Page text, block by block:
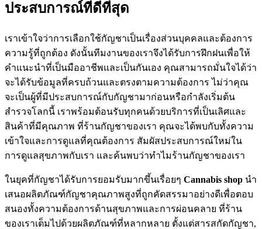
ประสบการณ์ที่ดีที่สุด
เราเข้าใจว่าการเลือกใช้กัญชาเป็นเรื่องส่วนบุคคลและต้องการ
ความรู้ที่ถูกต้อง ดังนั้นทีมงานของเราจึงได้รับการฝึกฝนเพื่อให้
คำแนะนำที่เป็นมืออาชีพและเป็นกันเอง คุณสามารถมั่นใจได้ว่า
จะได้รับข้อมูลที่ครบถ้วนและตรงตามความต้องการ ไม่ว่าคุณ
จะเป็นผู้ที่มีประสบการณ์กับกัญชามาก่อนหรือกำลังเริ่มต้น
สำรวจโลกนี้ เราพร้อมต้อนรับทุกคนด้วยบริการที่เป็นเลิศและ
สินค้าที่มีคุณภาพ ที่ร้านกัญชาของเรา คุณจะได้พบกับทั้งความ
เข้าใจและการดูแลที่คุณต้องการ สัมผัสประสบการณ์ใหม่ใน
การดูแลสุขภาพกับเรา และค้นพบว่าทำไมร้านกัญชาของเรา
ในยุคที่กัญชาได้รับการยอมรับมากขึ้นเรื่อยๆ Cannabis shop นำ
เสนอผลิตภัณฑ์กัญชาคุณภาพสูงที่ถูกคัดสรรมาอย่างดีเพื่อตอบ
สนองทั้งความต้องการด้านสุขภาพและการผ่อนคลาย ที่ร้าน
ของเราเต็มไปด้วยผลิตภัณฑ์ที่หลากหลาย ตั้งแต่สารสกัดกัญชา,